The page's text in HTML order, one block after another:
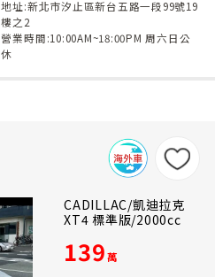
地址:新北市汐止區新台五路一段99號19
樓之2
營業時間:10:00AM~18:00PM 周六日公
休
CADILLAC/凱迪拉克
XT4 標準版/2000cc
139萬